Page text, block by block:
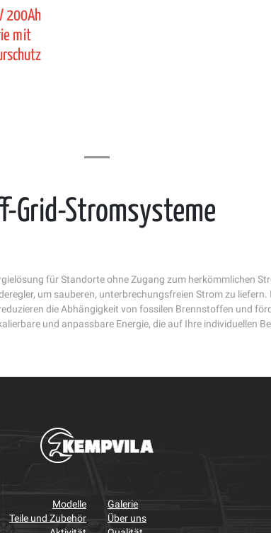
200Ah
mit
Grid-Stromsysteme
für Standorte ohne Zugang zum herkömmlichen
um sauberen, unterbrechungsfreien Strom zu
die Abhängigkeit von fossilen Brennstoffen und
und anpassbare Energie, die auf Ihre individuellen
Modelle
Teile und Zubehör
Galerie
Über uns